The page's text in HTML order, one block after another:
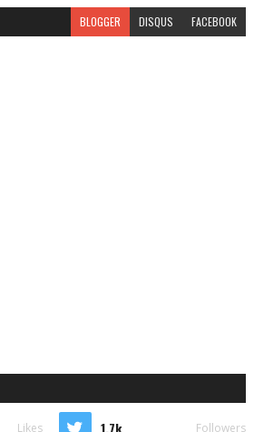
BLOGGER DISQUS FACEBOOK
Likes 1.7k Followers